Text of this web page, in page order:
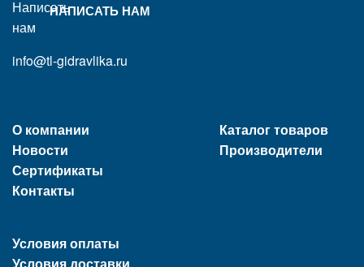
НАПИСАТЬ НАМ
info@tl-gidravlika.ru
О компании
Новости
Сертификаты
Контакты
Условия оплаты
Условия доставки
Каталог товаров
Производители